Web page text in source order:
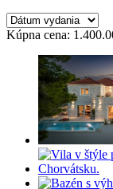
Kúpna cena: